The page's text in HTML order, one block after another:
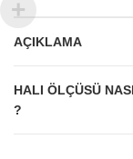
AÇIKLAMA
HALI ÖLÇÜSÜ
?